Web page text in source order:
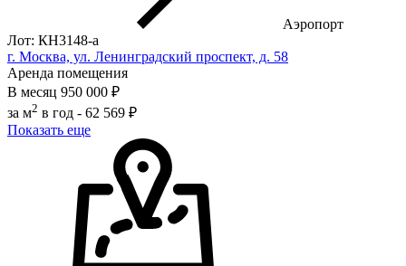
Аэропорт
Лот: КН3148-a
г. Москва, ул. Ленинградский проспект, д. 58
Аренда помещения
В месяц 950 000 ₽
за м2 в год - 62 569 ₽
Показать еще